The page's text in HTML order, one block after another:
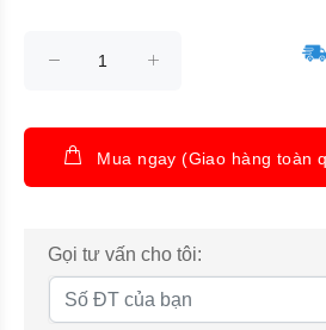
Mua ngay (Giao hàng toàn
Gọi tư vấn cho tôi: